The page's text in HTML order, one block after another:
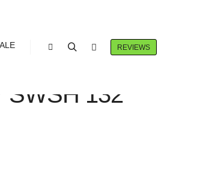
REVIEWS
SWSH 132